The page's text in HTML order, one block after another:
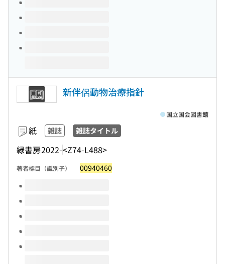
新伴侶動物治療指針
紙 雑誌 雑誌タイトル
緑書房2022-<Z74-L488>
国立国会図書館
著者標目（識別子） 00940460
このタイトルの巻号